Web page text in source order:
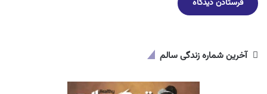
آخرین شماره زندگی سالم